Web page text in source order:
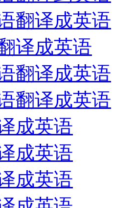
翻译成英语
译成英语
翻译成英语
翻译成英语
成英语
成英语
成英语